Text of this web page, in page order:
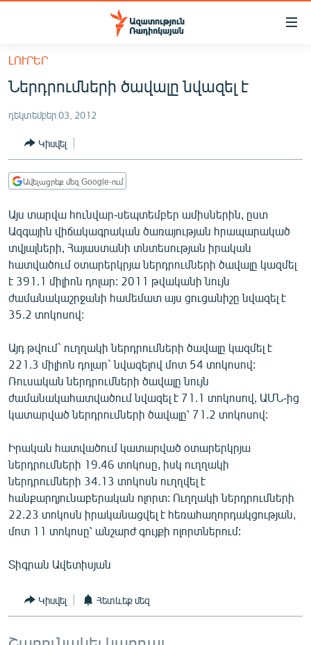
Մատչելիության
հիմնական
բովանդակությանը
հիմնական
մենյուին
Որոնում
ՀԱՅԱՍՏԱՆ
ՔԱՂԱՔԱԿԱՆ
ԸՆՏՐՈՒԹՅՈՒՆՆԵՐ 2026
ԻՐԱՎՈՒՆՔ
ՏՆՏԵՍՈՒԹՅՈՒՆ
ՂԱՐԱԲԱՂ
ՊԱՏԵՐԱԶՄԻ 6 ՇԱԲԱԹՆԵՐԸ
ՏԱՐԱԾԱՇՐՋԱՆ
ՄԻՋԱԶԳԱՅԻՆ
ՄՇԱԿՈՒՅԹ
ՍՊՈՐՏ
ՄԵԿՆԱԲԱՆՈՒԹՅՈՒՆ
ՏՏ ԵՒ ԻՆՏԵՐՆԵՏ
ԿՈՐՈՆԱՎԻՐՈՒՍ
ԱՐԽԻՎ
ՏԵՍԱՆՅՈՒԹԵՐ
ԲԱՆԱՎԵՃ
ՓՈԴՔԱՍԹ
Հայերեն
English
ԼՈՒՐԵՐ
Ներդրումների ծավալը նվազել է
դեկտեմբեր 03, 2012
Կիսվել
Ավելացրեք մեզ Google-ում
Այս տարվա հունվար-սեպտեմբեր ամիսներին, ըստ
Ազգային վիճակագրական ծառայության հրապարակած
տվյալների, Հայաստանի տնտեսության իրական
հատվածում օտարերկրյա ներդրումների ծավալը կազմել
է 391.1 միլիոն դոլար: 2011 թվականի նույն
ժամանակաշրջանի համեմատ այս ցուցանիշը նվազել է
35.2 տոկոսով:
Այդ թվում` ուղղակի ներդրումների ծավալը կազմել է
221.3 միլիոն դոլար` նվազելով մոտ 54 տոկոսով:
Ռուսական ներդրումների ծավալը նույն
ժամանակահատվածում նվազել է 71.1 տոկոսով, ԱՄՆ-ից
կատարված ներդրումների ծավալը՝ 71.2 տոկոսով:
Իրական հատվածում կատարված օտարերկրյա
ներդրումների 19.46 տոկոսը, իսկ ուղղակի
ներդրումների 34.13 տոկոսն ուղղվել է
հանքարդյունաբերական ոլորտ: Ուղղակի ներդրումների
22.23 տոկոսն իրականացվել է հեռահաղորդակցության,
մոտ 11 տոկոսը՝ անշարժ գույքի ոլորտներում:
Տիգրան Ավետիսյան
Կիսվել Հետևեք մեզ